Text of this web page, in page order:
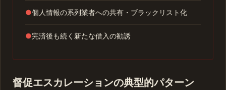
●個人情報の系列業者への共有・ブラックリスト化
●完済後も続く新たな借入の勧誘
督促エスカレーションの典型的パターン